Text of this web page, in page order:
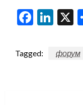
Tagged: форум